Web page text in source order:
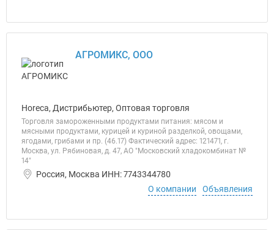
АГРОМИКС, ООО
Horeca, Дистрибьютер, Оптовая торговля
Торговля замороженными продуктами питания: мясом и
мясными продуктами, курицей и куриной разделкой, овощами,
ягодами, грибами и пр. (46.17) Фактический адрес: 121471, г.
Москва, ул. Рябиновая, д. 47, АО "Московский хладокомбинат №
14"
Россия, Москва ИНН: 7743344780
О компании
Объявления